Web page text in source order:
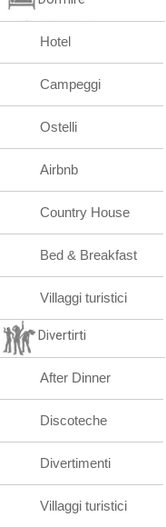
Hotel
Campeggi
Ostelli
Airbnb
Country House
Bed & Breakfast
Villaggi turistici
Divertirti
After Dinner
Discoteche
Divertimenti
Villaggi turistici